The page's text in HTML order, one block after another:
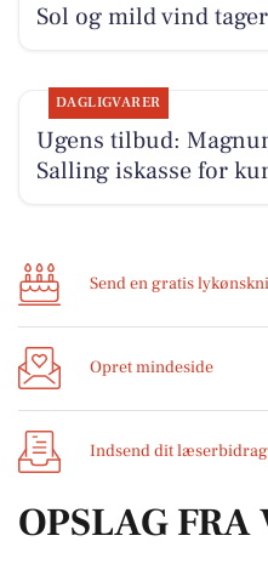
Sol og mild vind
DAGLIGVARER
Ugens tilbud:
Salling iskasse for
Send en gratis
Opret mindeside
Indsend dit læserbidrag
OPSLAG FRA